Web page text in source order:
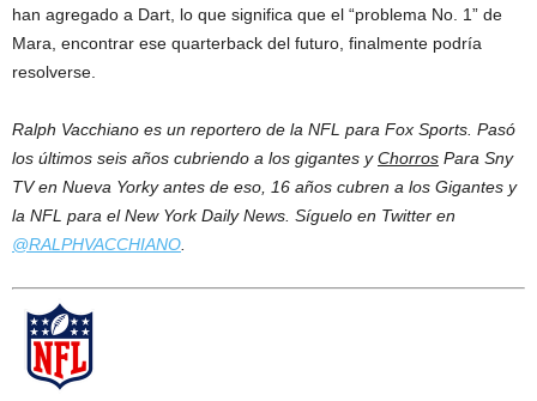
han agregado a Dart, lo que significa que el “problema No. 1” de
Mara, encontrar ese quarterback del futuro, finalmente podría
resolverse.
Ralph Vacchiano es un reportero de la NFL para Fox Sports. Pasó
los últimos seis años cubriendo a los gigantes yChorros Para Sny
TV en Nueva Yorky antes de eso, 16 años cubren a los Gigantes y
la NFL para el New York Daily News. Síguelo en Twitter en
@RALPHVACCHIANO.